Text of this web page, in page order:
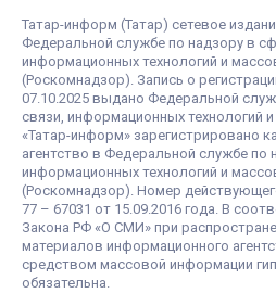
Татар-информ (Татар) сетевое
Федеральной службе по надзору в
информационных технологий и
(Роскомнадзор). Запись о
07.10.2025 выдано Федеральной
связи, информационных технологий
«Татар-информ» зарегистрировано
агентство в Федеральной службе по
информационных технологий и
(Роскомнадзор). Номер
77 – 67031 от 15.09.2016 года. В
Закона РФ «О СМИ» при
материалов информационного
средством массовой информации
обязательна.